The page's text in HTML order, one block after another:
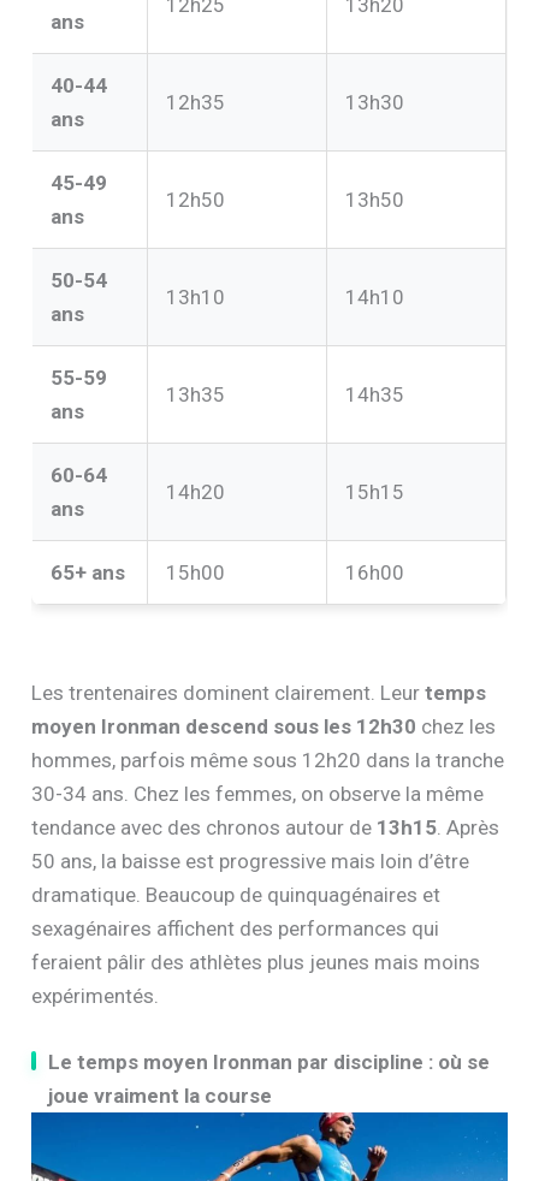
ans
12h25 13h20
40-44
ans
12h35 13h30
45-49
ans
12h50 13h50
50-54
ans
13h10 14h10
55-59
ans
13h35 14h35
60-64
ans
14h20 15h15
65+ ans 15h00 16h00
Les trentenaires dominent clairement. Leurtemps
moyen Ironman descend sous les 12h30 chez les
hommes, parfois même sous 12h20 dans la tranche
30-34 ans. Chez les femmes, on observe la même
tendance avec des chronos autour de 13h15. Après
50 ans, la baisse est progressive mais loin d’être
dramatique. Beaucoup de quinquagénaires et
sexagénaires affichent des performances qui
feraient pâlir des athlètes plus jeunes mais moins
expérimentés.
Le temps moyen Ironman par discipline : où se
joue vraiment la course